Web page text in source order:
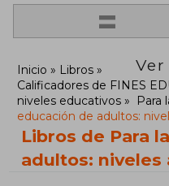
=
Inicio
Libros
Calificadores de FINES
niveles educativos
Para
educación de adultos:
Libros de Para
adultos: niveles